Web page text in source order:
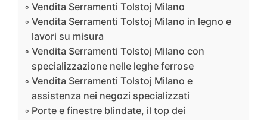
Vendita Serramenti Tolstoj Milano
Vendita Serramenti Tolstoj Milano in legno e
lavori su misura
Vendita Serramenti Tolstoj Milano con
specializzazione nelle leghe ferrose
Vendita Serramenti Tolstoj Milano e
assistenza nei negozi specializzati
Porte e finestre blindate, il top dei